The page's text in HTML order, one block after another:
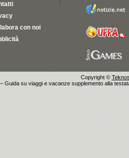
con noi
Copyright ©
Guida su viaggi e vacanze supplemento alla